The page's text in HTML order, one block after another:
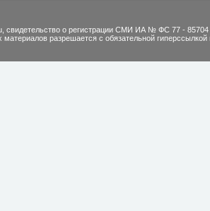
cвидетельство о регистрации СМИ ИА № ФС 77 - 85704
материалов разрешается с обязательной гиперссылкой